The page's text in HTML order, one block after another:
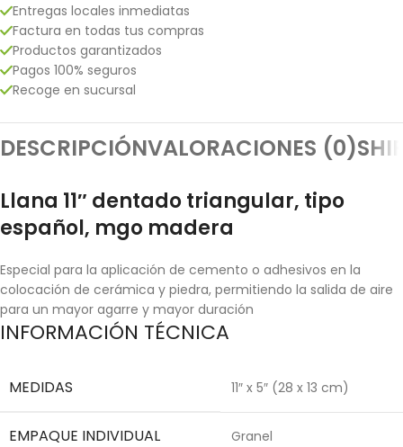
Entregas locales inmediatas
Factura en todas tus compras
Productos garantizados
Pagos 100% seguros
Recoge en sucursal
DESCRIPCIÓNVALORACIONES (0)
Llana 11″ dentado triangular, tipo
español, mgo madera
Especial para la aplicación de cemento o adhesivos en la
colocación de cerámica y piedra, permitiendo la salida de aire
para un mayor agarre y mayor duración
INFORMACIÓN TÉCNICA
MEDIDAS 11″ x 5″ (28 x 13 cm)
EMPAQUE INDIVIDUAL Granel